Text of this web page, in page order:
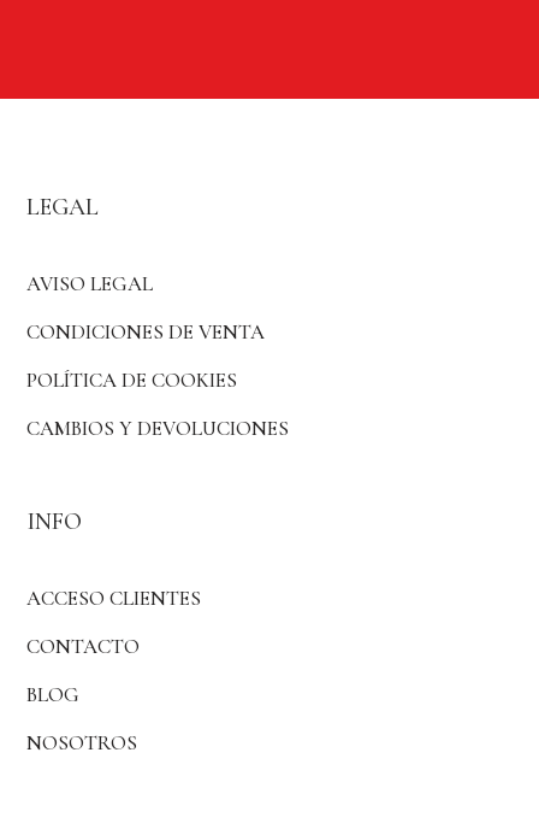
LEGAL
AVISO LEGAL
CONDICIONES DE VENTA
POLÍTICA DE COOKIES
CAMBIOS Y DEVOLUCIONES
INFO
ACCESO CLIENTES
CONTACTO
BLOG
NOSOTROS